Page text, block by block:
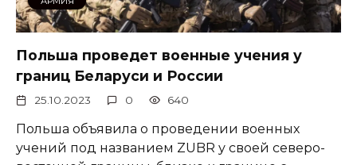
Польша проведет военные учения у
границ Беларуси и России
25.10.2023 0 640
Польша объявила о проведении военных
учений под названием ZUBR у своей северо-